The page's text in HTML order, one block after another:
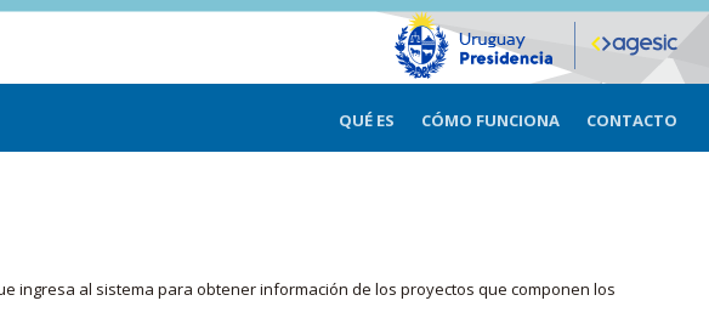
QUÉ ES CÓMO FUNCIONA CONTACTO
ingresa al sistema para obtener información de los proyectos que componen los